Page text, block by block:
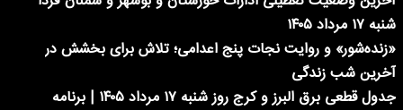
شنبه ۱۷ مرداد ۱۴۰۵
«زنده‌شور» و روایت نجات پنج اعدامی؛ تلاش برای بخشش در
آخرین شب زندگی
جدول قطعی برق البرز و کرج روز شنبه ۱۷ مرداد ۱۴۰۵ | برنامه